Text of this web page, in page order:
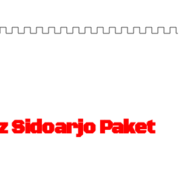
Sidoarjo Paket